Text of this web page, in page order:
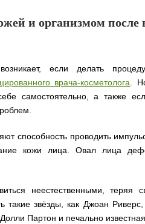
и организмом после
если делать
врача-косметолога.
самостоятельно, а также
способность проводить
кожи лица. Овал лица
неестественными, теряя
звёзды, как Джоан
Партон и печально